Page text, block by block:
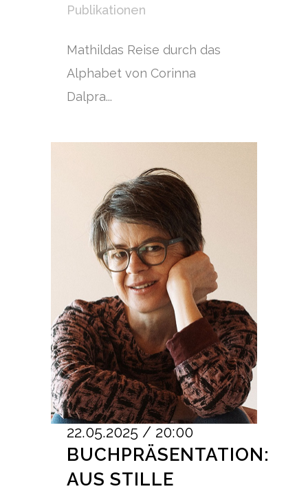
Publikationen
Mathildas Reise durch das
Alphabet von Corinna
Dalpra...
22.05.2025 / 20:00
BUCHPRÄSENTATION:
AUS STILLE